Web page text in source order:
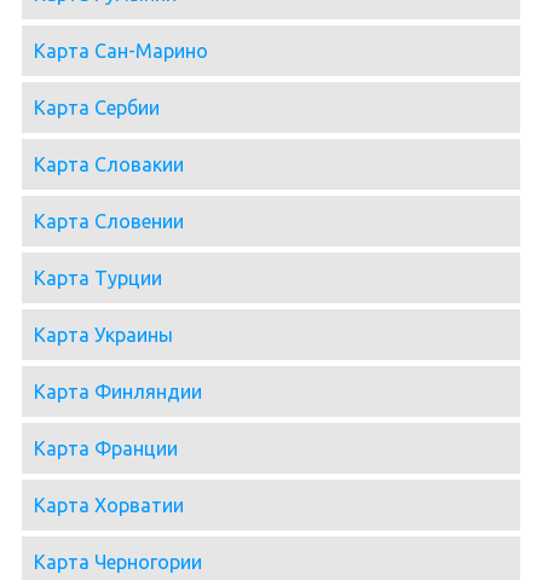
Карта Сан-Марино
Карта Сербии
Карта Словакии
Карта Словении
Карта Турции
Карта Украины
Карта Финляндии
Карта Франции
Карта Хорватии
Карта Черногории